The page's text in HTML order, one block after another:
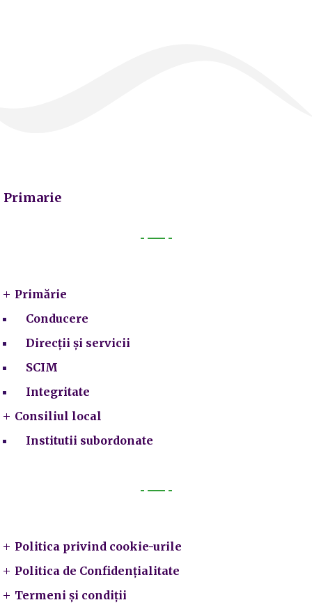
Primarie
Primărie
Conducere
Direcții și servicii
SCIM
Integritate
Consiliul local
Institutii subordonate
Politica privind cookie-urile
Politica de Confidențialitate
Termeni și condiții